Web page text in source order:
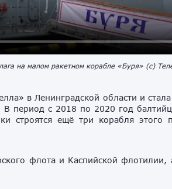
на малом ракетном корабле «Буря» (с)
в Ленинградской области и
В период с 2018 по 2020 год
строятся ещё три корабля этого
флота и Каспийской